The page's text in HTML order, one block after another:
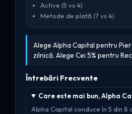
Active (5 vs 4)
Metode de plată (7 vs 4)
Alege Alpha Capital pentru
zilnică. Alege Cei 5% pentru
Întrebări Frecvente
Care este mai bun, Alpha
Alpha Capital conduce în 5 din 8